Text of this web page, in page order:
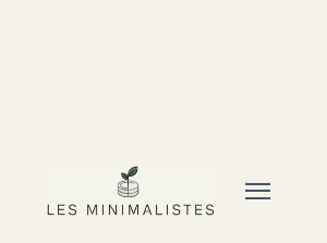
Minimalisme
Comment désencombrer son